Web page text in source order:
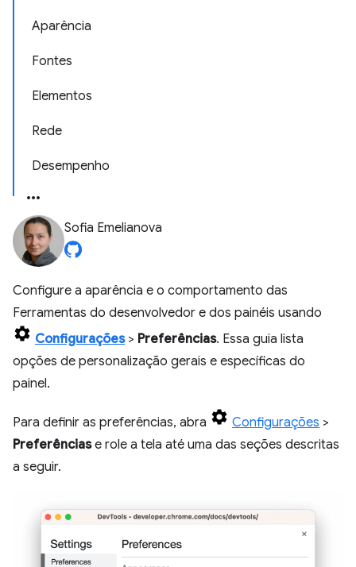
Aparência
Fontes
Elementos
Rede
Desempenho
Sofia Emelianova
Configure a aparência e o comportamento das
Ferramentas do desenvolvedor e dos painéis usando
Configurações> Preferências. Essa guia lista
opções de personalização gerais e específicas do
painel.
Para definir as preferências, abra Configurações >
Preferênciase role a tela até uma das seções descritas
a seguir.